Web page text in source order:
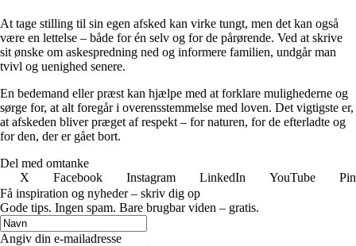
At tage stilling til sin egen afsked kan virke tungt, men det kan også
være en lettelse – både for én selv og for de pårørende. Ved at skrive
sit ønske om askespredning ned og informere familien, undgår man
tvivl og uenighed senere.
En bedemand eller præst kan hjælpe med at forklare mulighederne og
sørge for, at alt foregår i overensstemmelse med loven. Det vigtigste er,
at afskeden bliver præget af respekt – for naturen, for de efterladte og
for den, der er gået bort.
Del med omtanke
X
Facebook Instagram LinkedIn YouTube
Få inspiration og nyheder – skriv dig op
Gode tips. Ingen spam. Bare brugbar viden – gratis.
Angiv din e-mailadresse